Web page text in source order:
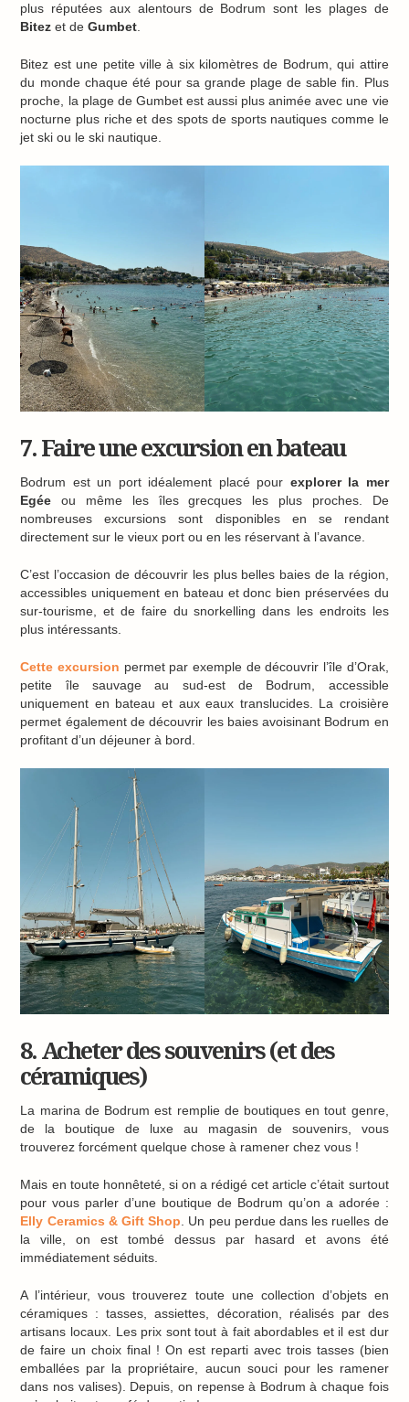
plus réputées aux alentours de Bodrum sont les plages de
Bitezet deGumbet.
Bitez est une petite ville à six kilomètres de Bodrum, qui attire
du monde chaque été pour sa grande plage de sable fin. Plus
proche, la plage de Gumbet est aussi plus animée avec une vie
nocturne plus riche et des spots de sports nautiques comme le
jet ski ou le ski nautique.
7. Faire une excursion en bateau
Bodrum est un port idéalement placé pour explorer la mer
Egée ou même les îles grecques les plus proches. De
nombreuses excursions sont disponibles en se rendant
directement sur le vieux port ou en les réservant à l’avance.
C’est l’occasion de découvrir les plus belles baies de la région,
accessibles uniquement en bateau et donc bien préservées du
sur-tourisme, et de faire du snorkelling dans les endroits les
plus intéressants.
Cette excursion permet par exemple de découvrir l’île d’Orak,
petite île sauvage au sud-est de Bodrum, accessible
uniquement en bateau et aux eaux translucides. La croisière
permet également de découvrir les baies avoisinant Bodrum en
profitant d’un déjeuner à bord.
8. Acheter des souvenirs (et des
céramiques)
La marina de Bodrum est remplie de boutiques en tout genre,
de la boutique de luxe au magasin de souvenirs, vous
trouverez forcément quelque chose à ramener chez vous !
Mais en toute honnêteté, si on a rédigé cet article c’était surtout
pour vous parler d’une boutique de Bodrum qu’on a adorée :
Elly Ceramics & Gift Shop . Un peu perdue dans les ruelles de
la ville, on est tombé dessus par hasard et avons été
immédiatement séduits.
A l’intérieur, vous trouverez toute une collection d’objets en
céramiques : tasses, assiettes, décoration, réalisés par des
artisans locaux. Les prix sont tout à fait abordables et il est dur
de faire un choix final ! On est reparti avec trois tasses (bien
emballées par la propriétaire, aucun souci pour les ramener
dans nos valises). Depuis, on repense à Bodrum à chaque fois